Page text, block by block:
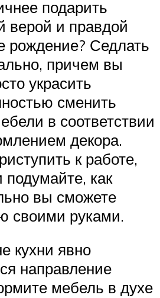
подарить
верой и правдой
рождение? Седлать
причем вы
украсить
сменить
в соответствии
декора.
к работе,
подумайте, как
вы сможете
своими руками.
кухни явно
направление
мебель в духе